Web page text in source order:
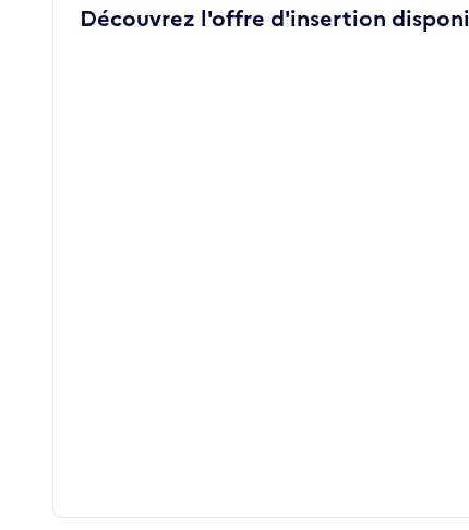
Découvrez l'offre d'insertion